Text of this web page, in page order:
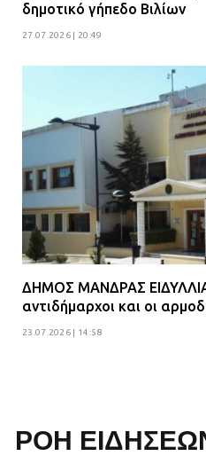
δημοτικό γήπεδο Βιλίων
27.07.2026 | 20:49
ΔΗΜΟΣ ΜΑΝΔΡΑΣ
αντιδήμαρχοι και οι
23.07.2026 | 14:58
ΡΟΗ